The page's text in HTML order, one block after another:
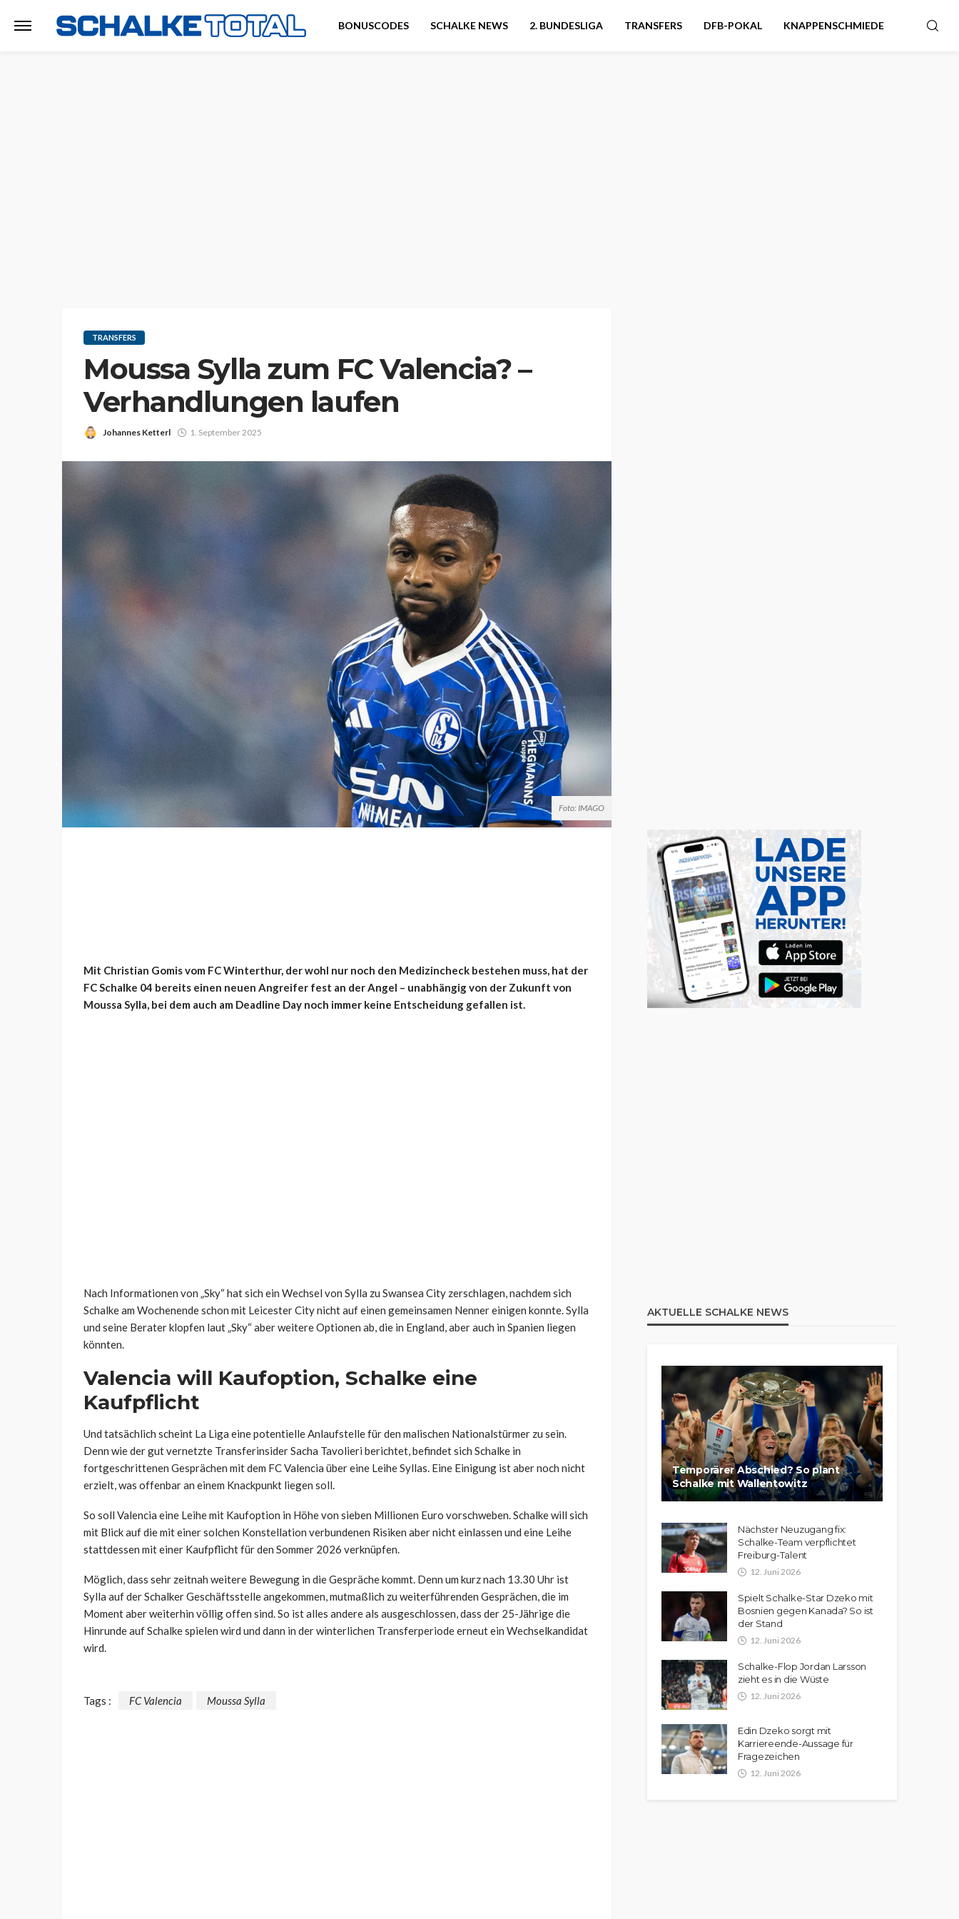
BONUSCODES SCHALKE NEWS 2. BUNDESLIGA TRANSFERS DFB-POKAL KNAPPENSCHMIEDE
TRANSFERS
Moussa Sylla zum FC Valencia? –
Verhandlungen laufen
Johannes Ketterl 1. September 2025
Foto: IMAGO
Mit Christian Gomis vom FC Winterthur, der wohl nur noch den Medizincheck bestehen muss, hat der
FC Schalke 04 bereits einen neuen Angreifer fest an der Angel – unabhängig von der Zukunft von
Moussa Sylla, bei dem auch am Deadline Day noch immer keine Entscheidung gefallen ist.
Nach Informationen von „Sky“ hat sich ein Wechsel von Sylla zu Swansea City zerschlagen, nachdem sich
Schalke am Wochenende schon mit Leicester City nicht auf einen gemeinsamen Nenner einigen konnte. Sylla
und seine Berater klopfen laut „Sky“ aber weitere Optionen ab, die in England, aber auch in Spanien liegen
könnten.
Valencia will Kaufoption, Schalke eine
Kaufpflicht
Und tatsächlich scheint La Liga eine potentielle Anlaufstelle für den malischen Nationalstürmer zu sein.
Denn wie der gut vernetzte Transferinsider Sacha Tavolieri berichtet,befindet sich Schalke in
fortgeschrittenen Gesprächen mit dem FC Valencia über eine Leihe Syllas. Eine Einigung ist aber noch nicht
erzielt, was offenbar an einem Knackpunkt liegen soll.
So soll Valencia eine Leihe mit Kaufoption in Höhe von sieben Millionen Euro vorschweben. Schalke will sich
mit Blick auf die mit einer solchen Konstellation verbundenen Risiken aber nicht einlassen und eine Leihe
stattdessen mit einer Kaufpflicht für den Sommer 2026 verknüpfen.
Möglich, dass sehr zeitnah weitere Bewegung in die Gespräche kommt. Denn um kurz nach 13.30 Uhr ist
Sylla auf der Schalker Geschäftsstelle angekommen, mutmaßlich zu weiterführenden Gesprächen, die im
Moment aber weiterhin völlig offen sind. So ist alles andere als ausgeschlossen, dass der 25-Jährige die
Hinrunde auf Schalke spielen wird und dann in der winterlichen Transferperiode erneut ein Wechselkandidat
wird.
Tags : FC Valencia Moussa Sylla
AKTUELLE SCHALKE NEWS
Temporärer Abschied? So plant
Schalke mit Wallentowitz
Nächster Neuzugang fix:
Schalke-Team verpflichtet
Freiburg-Talent
12. Juni 2026
Spielt Schalke-Star Dzeko mit
Bosnien gegen Kanada? So ist
der Stand
12. Juni 2026
Schalke-Flop Jordan Larsson
zieht es in die Wüste
12. Juni 2026
Edin Dzeko sorgt mit
Karriereende-Aussage für
Fragezeichen
12. Juni 2026